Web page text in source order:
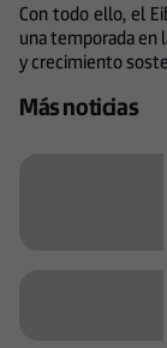
Con todo ello, el
una temporada en
y crecimiento
Más noticias